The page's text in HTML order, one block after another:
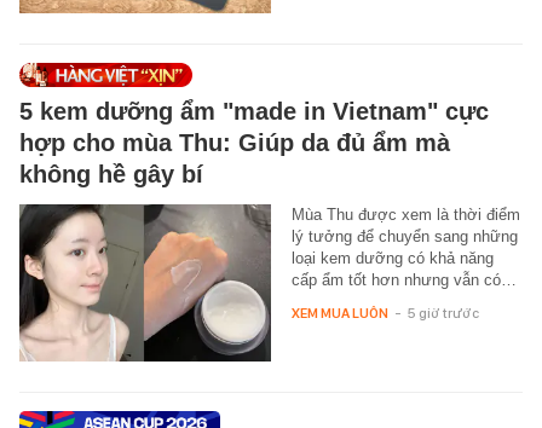
5 kem dưỡng ẩm "made in Vietnam" cực
hợp cho mùa Thu: Giúp da đủ ẩm mà
không hề gây bí
Mùa Thu được xem là thời điểm
lý tưởng để chuyển sang những
loại kem dưỡng có khả năng
cấp ẩm tốt hơn nhưng vẫn có…
XEM MUA LUÔN - 5 giờ trước